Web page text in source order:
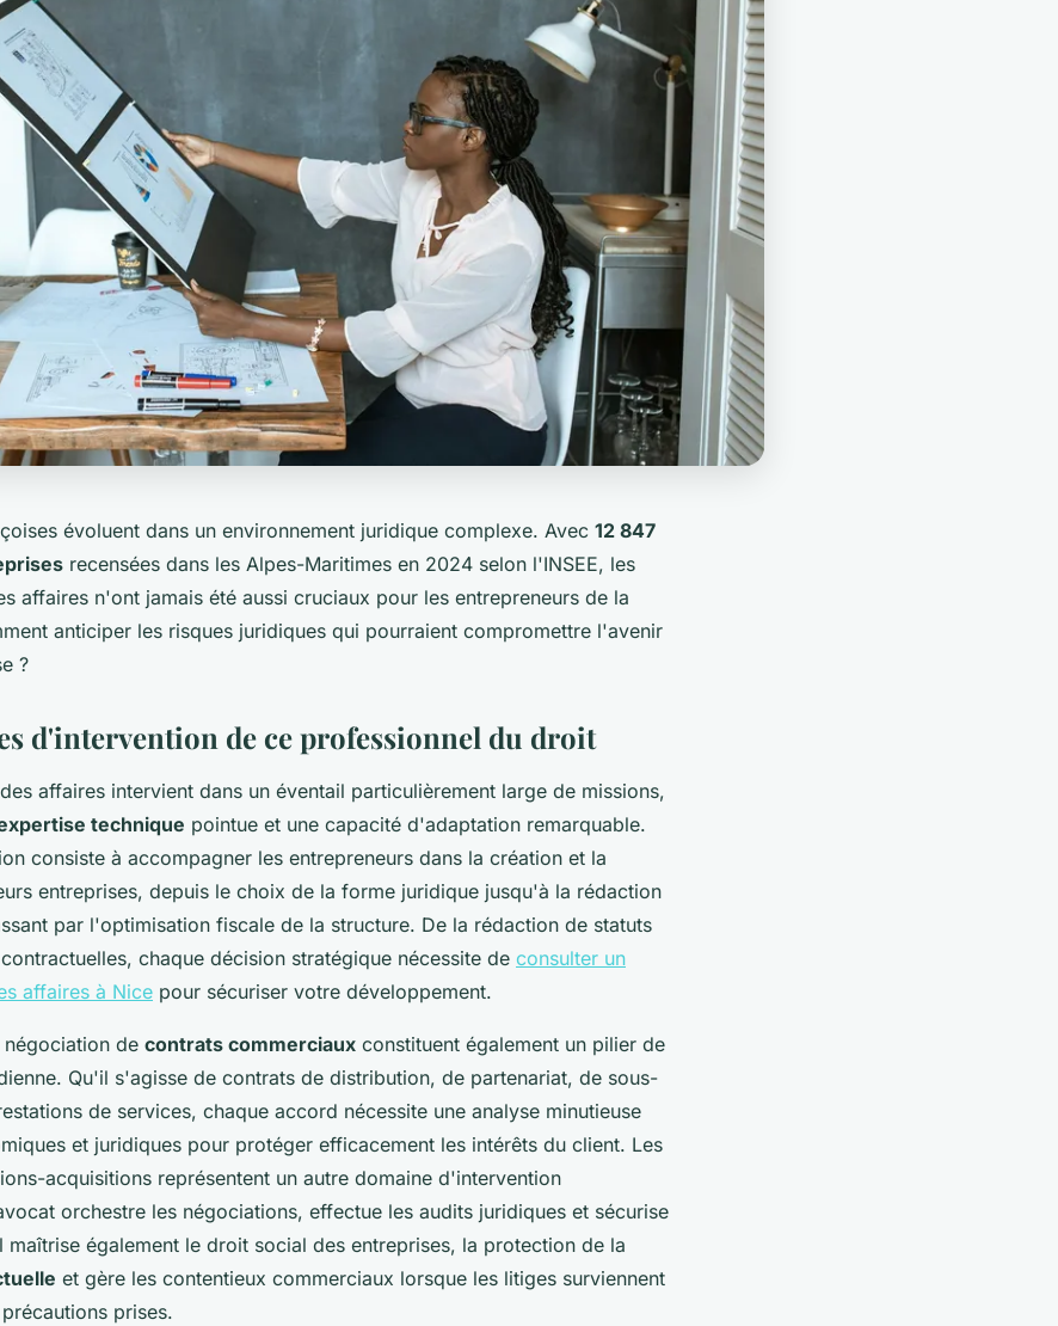
évoluent dans un environnement juridique complexe. Avec 12 847
recensées dans les Alpes-Maritimes en 2024 selon l'INSEE, les
affaires n'ont jamais été aussi cruciaux pour les entrepreneurs de la
anticiper les risques juridiques qui pourraient compromettre l'avenir
?
d'intervention de ce professionnel du droit
affaires intervient dans un éventail particulièrement large de missions,
technique pointue et une capacité d'adaptation remarquable.
consiste à accompagner les entrepreneurs dans la création et la
entreprises, depuis le choix de la forme juridique jusqu'à la rédaction
par l'optimisation fiscale de la structure. De la rédaction de statuts
chaque décision stratégique nécessite de consulter un
affaires à Nice pour sécuriser votre développement.
de contrats commerciaux constituent également un pilier de
Qu'il s'agisse de contrats de distribution, de partenariat, de sous-
de services, chaque accord nécessite une analyse minutieuse
et juridiques pour protéger efficacement les intérêts du client. Les
acquisitions représentent un autre domaine d'intervention
orchestre les négociations, effectue les audits juridiques et sécurise
maîtrise également le droit social des entreprises, la protection de la
et gère les contentieux commerciaux lorsque les litiges surviennent
prises.